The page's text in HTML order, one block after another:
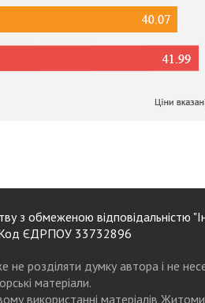
з обмеженою відповідальністю
Код ЄДРПОУ 33732896
не розділяти думку автора і не
матеріали.
використанні матеріалів